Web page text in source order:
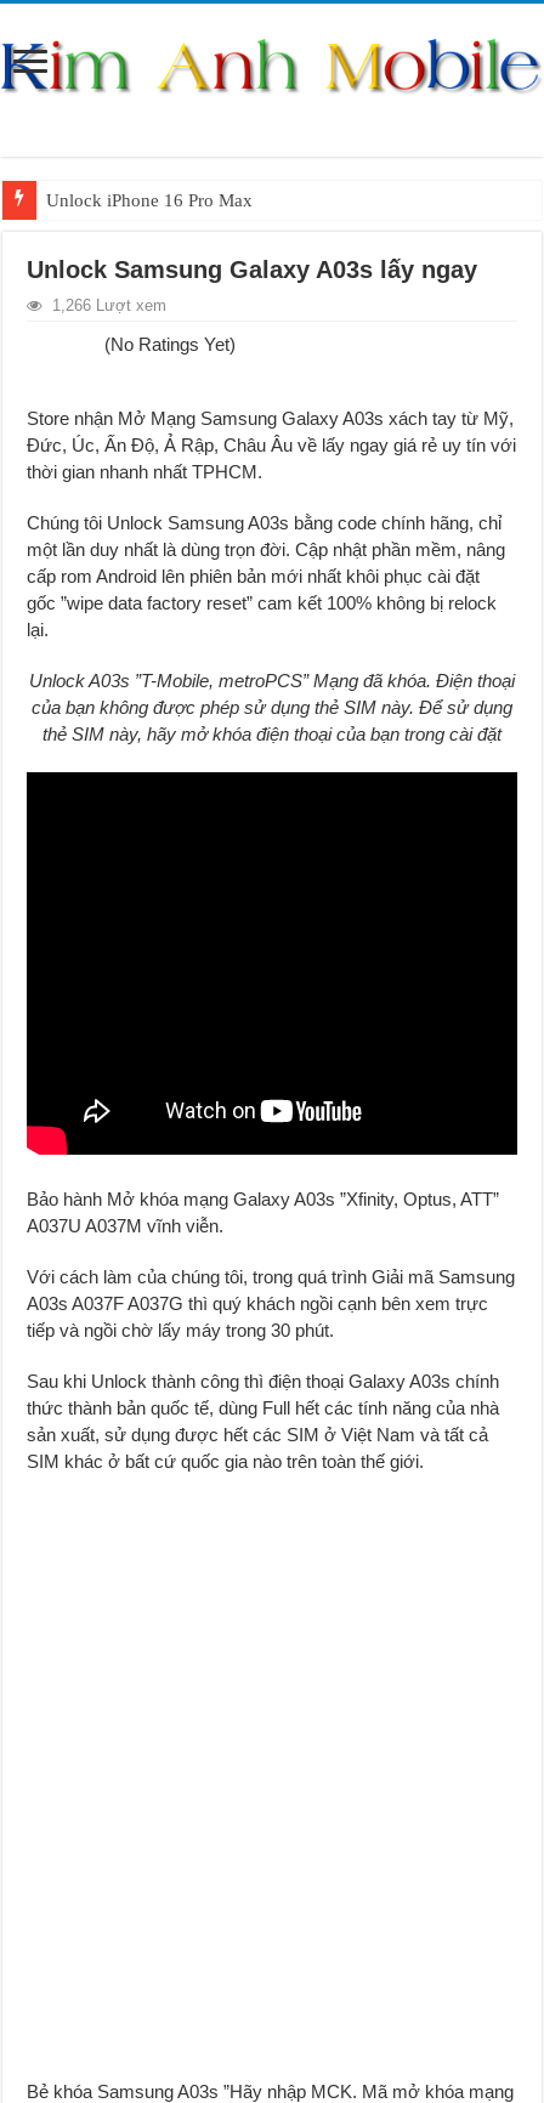
Unlock iPhone 16 Pro Max
Unlock Samsung Galaxy S26 Ultra
Unlock Motorola Razr 2024
Unlock Samsung Galaxy Z Fold 7 giá rẻ
Unlock Samsung Galaxy A03s lấy ngay
1,266 Lượt xem
(No Ratings Yet)
Store nhận Mở Mạng Samsung Galaxy A03s xách tay từ Mỹ,
Đức, Úc, Ấn Độ, Ả Rập, Châu Âu về lấy ngay giá rẻ uy tín với
thời gian nhanh nhất TPHCM.
Chúng tôi Unlock Samsung A03s bằng code chính hãng, chỉ
một lần duy nhất là dùng trọn đời. Cập nhật phần mềm, nâng
cấp rom Android lên phiên bản mới nhất khôi phục cài đặt
gốc ”wipe data factory reset” cam kết 100% không bị relock
lại.
Unlock A03s ”T-Mobile, metroPCS” Mạng đã khóa. Điện thoại
của bạn không được phép sử dụng thẻ SIM này. Để sử dụng
thẻ SIM này, hãy mở khóa điện thoại của bạn trong cài đặt
Bảo hành Mở khóa mạng Galaxy A03s ”Xfinity, Optus, ATT”
A037U A037M vĩnh viễn.
Với cách làm của chúng tôi, trong quá trình Giải mã Samsung
A03s A037F A037G thì quý khách ngồi cạnh bên xem trực
tiếp và ngồi chờ lấy máy trong 30 phút.
Sau khi Unlock thành công thì điện thoại Galaxy A03s chính
thức thành bản quốc tế, dùng Full hết các tính năng của nhà
sản xuất, sử dụng được hết các SIM ở Việt Nam và tất cả
SIM khác ở bất cứ quốc gia nào trên toàn thế giới.
Bẻ khóa Samsung A03s ”Hãy nhập MCK. Mã mở khóa mạng